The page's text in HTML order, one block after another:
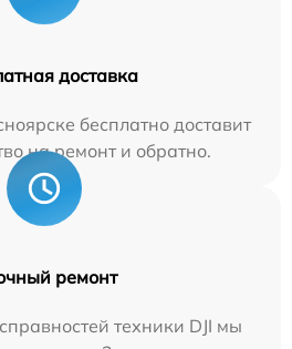
доставка
бесплатно доставит
на ремонт и обратно.
ремонт
техники DJI мы